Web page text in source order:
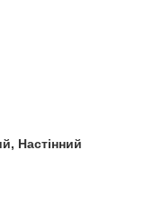
Настінний